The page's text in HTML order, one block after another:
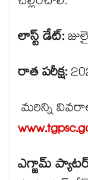
లాస్ట్ డేట్:
రాత పరీక్ష:
మరిన్ని
ఎగ్జామ్